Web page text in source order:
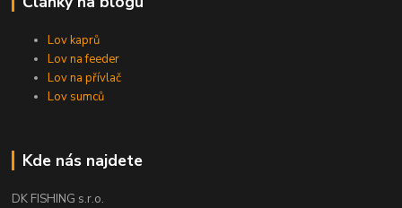
Lov kaprů
Lov na feeder
Lov na přívlač
Lov sumců
Kde nás najdete
DK FISHING s.r.o.